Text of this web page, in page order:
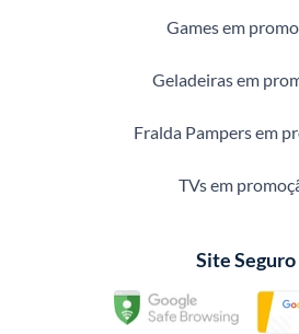
Games em
Geladeiras em
Fralda Pampers em
TVs em
Site Seguro